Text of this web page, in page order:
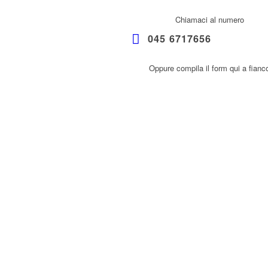
Chiamaci al numero
045 6717656
Oppure compila il form qui a